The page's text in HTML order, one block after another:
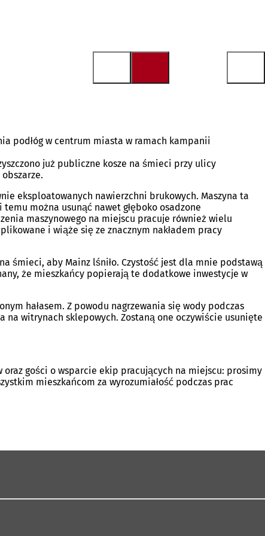
podłóg w centrum miasta w ramach kampanii
już publiczne kosze na śmieci przy ulicy
eksploatowanych nawierzchni brukowych. Maszyna ta
można usunąć nawet głęboko osadzone
maszynowego na miejscu pracuje również wielu
i wiąże się ze znacznym nakładem pracy
śmieci, aby Mainz lśniło. Czystość jest dla mnie podstawą
że mieszkańcy popierają te dodatkowe inwestycje w
hałasem. Z powodu nagrzewania się wody podczas
na witrynach sklepowych. Zostaną one oczywiście usunięte
gości o wsparcie ekip pracujących na miejscu: prosimy
mieszkańcom za wyrozumiałość podczas prac